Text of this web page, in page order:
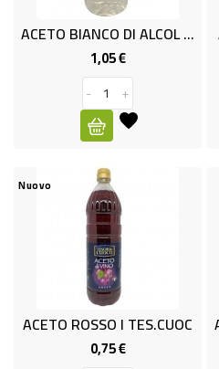
FORNO
RICORRENZE
PASQUALI
PREPARATI
INFANZIA
FARINA
DIETETICO
ACETO BIANCO DI ALCOL TDC L1,5
1,05 €Prezzo
-
+
Nuovo
ACETO ROSSO I TES.CUOC
0,75 €Prezzo